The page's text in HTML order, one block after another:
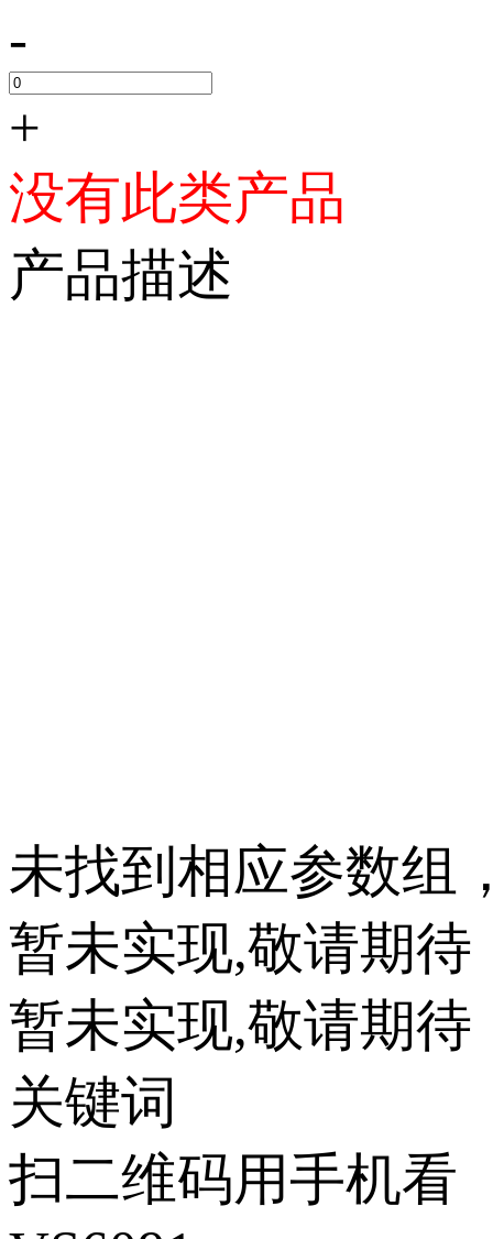
-
+
没有此类产品
产品描述
未找到相应参数组
暂未实现,敬请期待
暂未实现,敬请期待
关键词
扫二维码用手机看